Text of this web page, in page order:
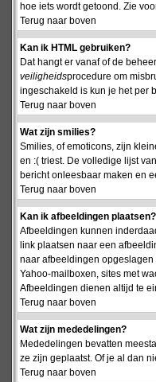
hoe iets wordt getoond. Zie
Terug naar boven
Kan ik HTML gebruiken?
Dat hangt er vanaf of de
veiligheidsprocedure om
ingeschakeld is kun je het per
Terug naar boven
Wat zijn smilies?
Smilies, of emoticons, zijn
en :( triest. De volledige lijst
bericht onleesbaar maken en
Terug naar boven
Kan ik afbeeldingen plaatsen?
Afbeeldingen kunnen
link plaatsen naar een
naar afbeeldingen
Yahoo-mailboxen, sites met
Afbeeldingen dienen altijd te
Terug naar boven
Wat zijn mededelingen?
Mededelingen bevatten
ze zijn geplaatst. Of je al dan
Terug naar boven